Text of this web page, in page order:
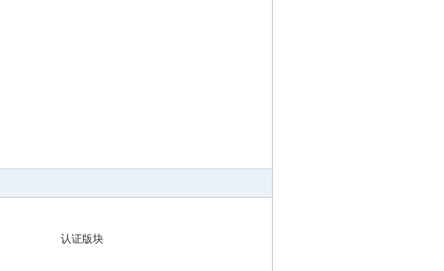
认证版块